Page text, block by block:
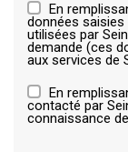
En
données
utilisées par
demande (ces
aux services de
En
contacté par
connaissance